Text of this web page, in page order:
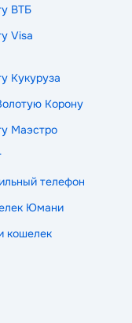
ВТБ
Visa
Кукуруза
Корону
Маэстро
телефон
Юмани
кошелек